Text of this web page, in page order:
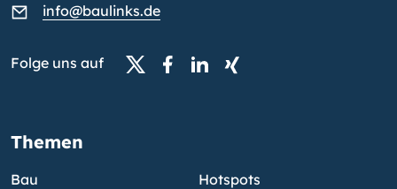
info@baulinks.de
Folge uns auf
Themen
Bau
Hotspots